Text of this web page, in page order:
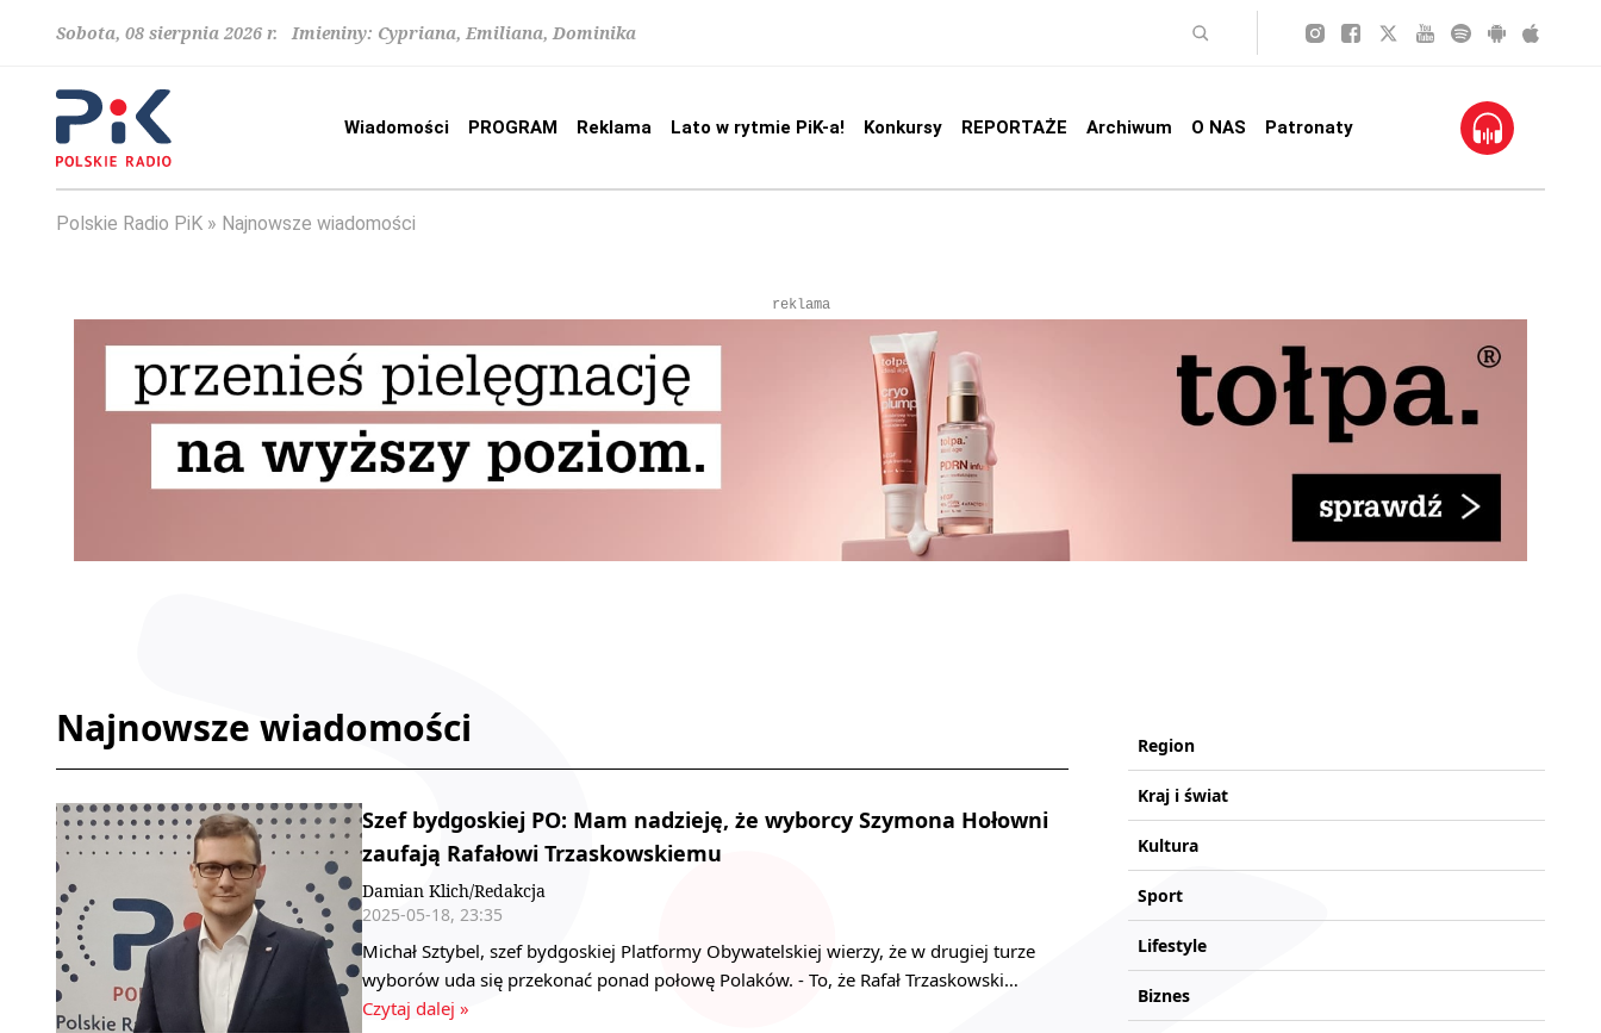
Sobota, 08 sierpnia 2026 r. Imieniny: Cypriana, Emiliana, Dominika
Wiadomości PROGRAM Reklama Lato w rytmie PiK-a! Konkursy REPORTAŻE Archiwum O NAS Patronaty
Polskie Radio PiK Najnowsze wiadomości
reklama
Najnowsze wiadomości
Szef bydgoskiej PO: Mam nadzieję, że wyborcy Szymona Hołowni
zaufają Rafałowi Trzaskowskiemu
Damian Klich/Redakcja
2025-05-18, 23:35
Michał Sztybel, szef bydgoskiej Platformy Obywatelskiej wierzy, że w drugiej turze
wyborów uda się przekonać ponad połowę Polaków. - To, że Rafał Trzaskowski…
Czytaj dalej »
Region
Kraj i świat
Kultura
Sport
Lifestyle
Biznes